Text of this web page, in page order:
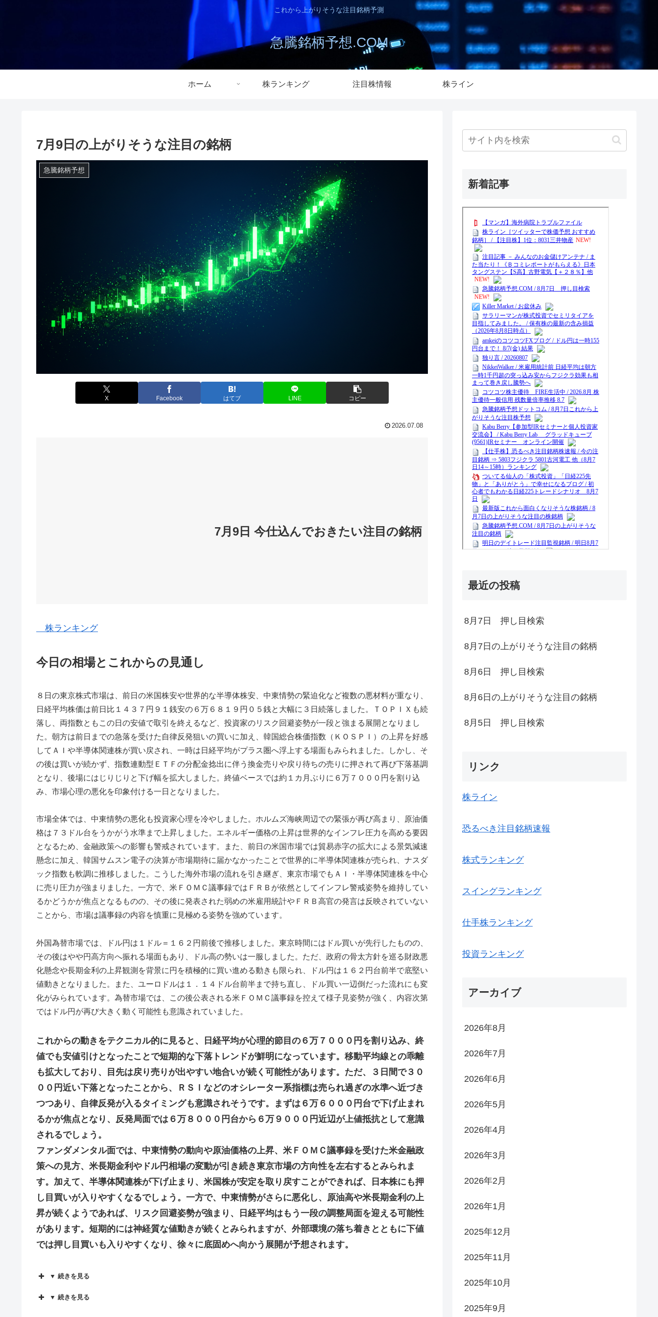
これから上がりそうな注目銘柄予測
急騰銘柄予想.COM
ホーム 株ランキング 注目株情報 株ライン
7月9日の上がりそうな注目の銘柄
急騰銘柄予想
X Facebook はてブ LINE コピー
2026.07.08
7月9日 今仕込んでおきたい注目の銘柄
株ランキング
今日の相場とこれからの見通し
８日の東京株式市場は、前日の米国株安や世界的な半導体株安、中東情勢の緊迫化など複数の悪材料が重なり、
日経平均株価は前日比１４３７円９１銭安の６万６８１９円０５銭と大幅に３日続落しました。ＴＯＰＩＸも続
落し、両指数ともこの日の安値で取引を終えるなど、投資家のリスク回避姿勢が一段と強まる展開となりまし
た。朝方は前日までの急落を受けた自律反発狙いの買いに加え、韓国総合株価指数（ＫＯＳＰＩ）の上昇を好感
してＡＩや半導体関連株が買い戻され、一時は日経平均がプラス圏へ浮上する場面もみられました。しかし、そ
の後は買いが続かず、指数連動型ＥＴＦの分配金捻出に伴う換金売りや戻り待ちの売りに押されて再び下落基調
となり、後場にはじりじりと下げ幅を拡大しました。終値ベースでは約１カ月ぶりに６万７０００円を割り込
み、市場心理の悪化を印象付ける一日となりました。
市場全体では、中東情勢の悪化も投資家心理を冷やしました。ホルムズ海峡周辺での緊張が再び高まり、原油価
格は７３ドル台をうかがう水準まで上昇しました。エネルギー価格の上昇は世界的なインフレ圧力を高める要因
となるため、金融政策への影響も警戒されています。また、前日の米国市場では貿易赤字の拡大による景気減速
懸念に加え、韓国サムスン電子の決算が市場期待に届かなかったことで世界的に半導体関連株が売られ、ナスダ
ック指数も軟調に推移しました。こうした海外市場の流れを引き継ぎ、東京市場でもＡＩ・半導体関連株を中心
に売り圧力が強まりました。一方で、米ＦＯＭＣ議事録ではＦＲＢが依然としてインフレ警戒姿勢を維持してい
るかどうかが焦点となるものの、その後に発表された弱めの米雇用統計やＦＲＢ高官の発言は反映されていない
ことから、市場は議事録の内容を慎重に見極める姿勢を強めています。
外国為替市場では、ドル円は１ドル＝１６２円前後で推移しました。東京時間にはドル買いが先行したものの、
その後はやや円高方向へ振れる場面もあり、ドル高の勢いは一服しました。ただ、政府の骨太方針を巡る財政悪
化懸念や長期金利の上昇観測を背景に円を積極的に買い進める動きも限られ、ドル円は１６２円台前半で底堅い
値動きとなりました。また、ユーロドルは１．１４ドル台前半まで持ち直し、ドル買い一辺倒だった流れにも変
化がみられています。為替市場では、この後公表される米ＦＯＭＣ議事録を控えて様子見姿勢が強く、内容次第
ではドル円が再び大きく動く可能性も意識されていました。
これからの動きをテクニカル的に見ると、日経平均が心理的節目の６万７０００円を割り込み、終
値でも安値引けとなったことで短期的な下落トレンドが鮮明になっています。移動平均線との乖離
も拡大しており、目先は戻り売りが出やすい地合いが続く可能性があります。ただ、３日間で３０
００円近い下落となったことから、ＲＳＩなどのオシレーター系指標は売られ過ぎの水準へ近づき
つつあり、自律反発が入るタイミングも意識されそうです。まずは６万６０００円台で下げ止まれ
るかが焦点となり、反発局面では６万８０００円台から６万９０００円近辺が上値抵抗として意識
されるでしょう。
ファンダメンタル面では、中東情勢の動向や原油価格の上昇、米ＦＯＭＣ議事録を受けた米金融政
策への見方、米長期金利やドル円相場の変動が引き続き東京市場の方向性を左右するとみられま
す。加えて、半導体関連株が下げ止まり、米国株が安定を取り戻すことができれば、日本株にも押
し目買いが入りやすくなるでしょう。一方で、中東情勢がさらに悪化し、原油高や米長期金利の上
昇が続くようであれば、リスク回避姿勢が強まり、日経平均はもう一段の調整局面を迎える可能性
があります。短期的には神経質な値動きが続くとみられますが、外部環境の落ち着きとともに下値
では押し目買いも入りやすくなり、徐々に底固めへ向かう展開が予想されます。
▼ 続きを見る
▼ 続きを見る
新着記事
最近の投稿
8月7日 押し目検索
8月7日の上がりそうな注目の銘柄
8月6日 押し目検索
8月6日の上がりそうな注目の銘柄
8月5日 押し目検索
リンク
株ライン
恐るべき注目銘柄速報
株式ランキング
スイングランキング
仕手株ランキング
投資ランキング
アーカイブ
2026年8月
2026年7月
2026年6月
2026年5月
2026年4月
2026年3月
2026年2月
2026年1月
2025年12月
2025年11月
2025年10月
2025年9月